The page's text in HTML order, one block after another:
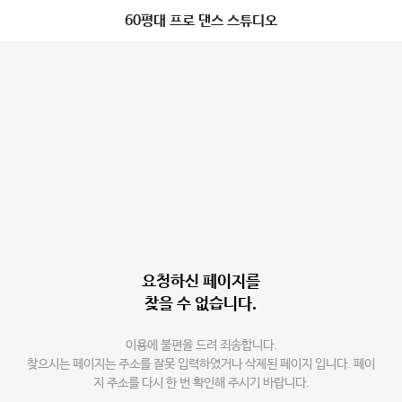
60평대 프로 댄스 스튜디오
요청하신 페이지를
찾을 수 없습니다.
이용에 불편을 드려 죄송합니다.
찾으시는 페이지는 주소를 잘못 입력하였거나 삭제된 페이지 입니다. 페이
지 주소를 다시 한 번 확인해 주시기 바랍니다.